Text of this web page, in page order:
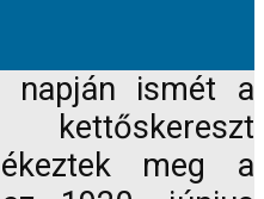
napján ismét a
meg a